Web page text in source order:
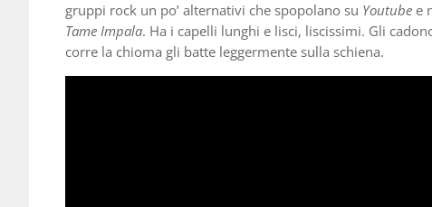
gruppi rock un po’ alternativi che spopolano su Youtube e
Tame Impala. Ha i capelli lunghi e lisci, liscissimi. Gli
corre la chioma gli batte leggermente sulla schiena.